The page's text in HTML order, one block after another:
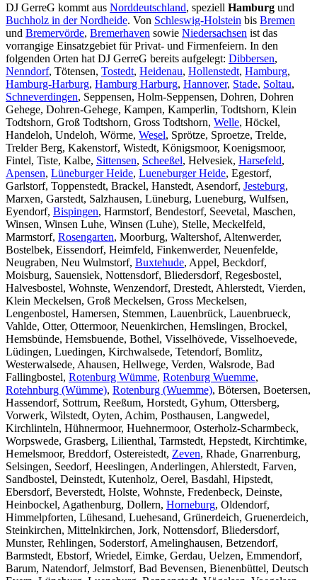
DJ GerreG kommt aus Norddeutschland, speziell Hamburg und
Buchholz in der Nordheide. Von Schleswig-Holstein bis Bremen
und Bremervörde, Bremerhaven sowie Niedersachsen ist das
vorrangige Einsatzgebiet für Privat- und Firmenfeiern. In den
folgenden Orten hat DJ GerreG bereits aufgelegt: Dibbersen,
Nenndorf, Tötensen, Tostedt, Heidenau, Hollenstedt, Hamburg,
Hamburg-Harburg, Hamburg Harburg, Hannover, Stade, Soltau,
Schneverdingen, Seppensen, Holm-Seppensen, Dohren, Dohren
Gehege, Dohren-Gehege, Kampen, Kamperlin, Todtshorn, Klein
Todtshorn, Groß Todtshorn, Gross Todtshorn, Welle, Höckel,
Handeloh, Undeloh, Wörme, Wesel, Sprötze, Sproetze, Trelde,
Trelder Berg, Kakenstorf, Wistedt, Königsmoor, Koenigsmoor,
Fintel, Tiste, Kalbe, Sittensen, Scheeßel, Helvesiek, Harsefeld,
Apensen, Lüneburger Heide, Lueneburger Heide, Egestorf,
Garlstorf, Toppenstedt, Brackel, Hanstedt, Asendorf, Jesteburg,
Marxen, Garstedt, Salzhausen, Lüneburg, Lueneburg, Wulfsen,
Eyendorf, Bispingen, Harmstorf, Bendestorf, Seevetal, Maschen,
Winsen, Winsen Luhe, Winsen (Luhe), Stelle, Meckelfeld,
Marmstorf, Rosengarten, Moorburg, Waltershof, Altenwerder,
Bostelbek, Eissendorf, Heimfeld, Finkenwerder, Neuenfelde,
Neugraben, Neu Wulmstorf, Buxtehude, Appel, Beckdorf,
Moisburg, Sauensiek, Nottensdorf, Bliedersdorf, Regesbostel,
Halvesbostel, Wohnste, Wenzendorf, Drestedt, Ahlerstedt, Vierden,
Klein Meckelsen, Groß Meckelsen, Gross Meckelsen,
Lengenbostel, Hamersen, Stemmen, Lauenbrück, Lauenbrueck,
Vahlde, Otter, Ottermoor, Neuenkirchen, Hemslingen, Brockel,
Hemsbünde, Hemsbuende, Bothel, Visselhövede, Visselhoevede,
Lüdingen, Luedingen, Kirchwalsede, Tetendorf, Bomlitz,
Westerwalsede, Ahausen, Hellwege, Verden, Walsrode, Bad
Fallingbostel, Rotenburg Wümme, Rotenburg Wuemme,
Rotehnburg (Wümme), Rotenburg (Wuemme), Bötersen, Boetersen,
Hassendorf, Sottrum, Reeßum, Horstedt, Gyhum, Ottersberg,
Vorwerk, Wilstedt, Oyten, Achim, Posthausen, Langwedel,
Kirchlinteln, Hühnermoor, Huehnermoor, Osterholz-Scharmbeck,
Worpswede, Grasberg, Lilienthal, Tarmstedt, Hepstedt, Kirchtimke,
Hemelsmoor, Breddorf, Ostereistedt, Zeven, Rhade, Gnarrenburg,
Selsingen, Seedorf, Heeslingen, Anderlingen, Ahlerstedt, Farven,
Sandbostel, Deinstedt, Kutenholz, Oerel, Basdahl, Hipstedt,
Ebersdorf, Beverstedt, Holste, Wohnste, Fredenbeck, Deinste,
Heinbockel, Agathenburg, Dollern, Horneburg, Oldendorf,
Himmelpforten, Lühesand, Luehesand, Grünerdeich, Gruenerdeich,
Steinkirchen, Mittelnkirchen, Jork, Nottensdorf, Bliedersdorf,
Munster, Rehlingen, Soderstorf, Amelinghausen, Betzendorf,
Barmstedt, Ebstorf, Wriedel, Eimke, Gerdau, Uelzen, Emmendorf,
Barum, Natendorf, Jelmstorf, Bad Bevensen, Bienenbüttel, Deutsch